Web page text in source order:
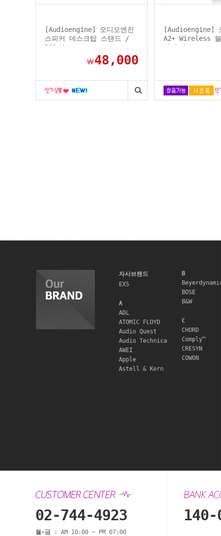
[Audioengine] 오디오엔진
스피커 데스크탑 스탠드 /
DS1 /...
￦48,000
[Audioengine]
A2+ Wireless
피커 /...
자사브랜드
EXS
A
ADL
ATOMIC FLOYD
Audio Quest
Audio Technica
AWEI
Apple
Astell & Kern
B
BOSE
B&W
C
CHORD
Comply™
CRESYN
COWON
02-744-4923
월-금 : AM 10:00 ~ PM 07:00
140-